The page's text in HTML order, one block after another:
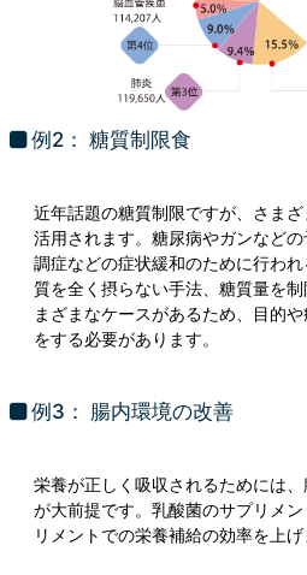
例2： 糖質制限食
近年話題の糖質制限ですが、さま
活用されます。糖尿病やガンなど
調症などの症状緩和のために行わ
質を全く摂らない手法、糖質量を
まざまなケースがあるため、目的
をする必要があります。
例3： 腸内環境の改善
栄養が正しく吸収されるためには
が大前提です。乳酸菌のサプリメ
リメントでの栄養補給の効率を上げ